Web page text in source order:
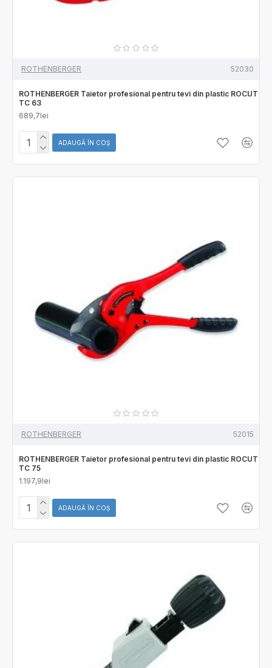
ROTHENBERGER 52030
ROTHENBERGER Taietor profesional pentru tevi din plastic ROCUT
TC 63
689,7lei
ADAUGĂ ÎN COŞ
ROTHENBERGER 52015
ROTHENBERGER Taietor profesional pentru tevi din plastic ROCUT
TC 75
1.197,9lei
ADAUGĂ ÎN COŞ